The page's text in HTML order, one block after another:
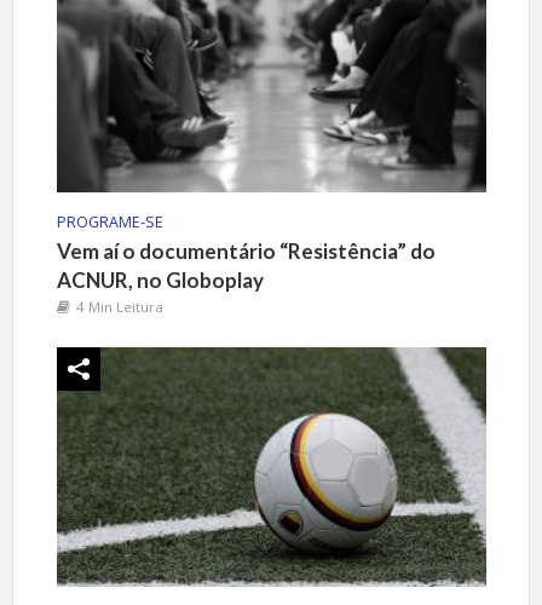
PROGRAME-SE
Vem aí o documentário “Resistência” do
ACNUR, no Globoplay
4 Min Leitura